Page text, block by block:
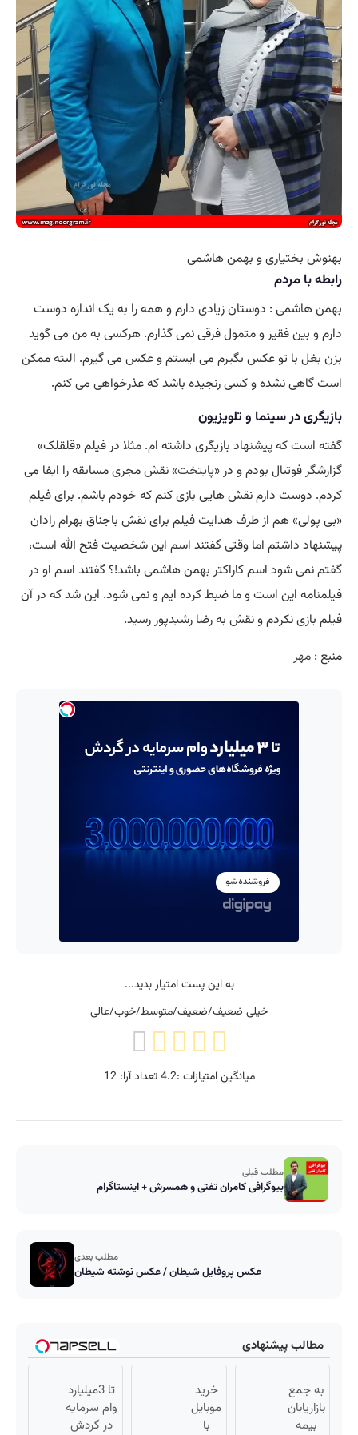
بهنوش بختیاری و بهمن هاشمی
رابطه با مردم
بهمن هاشمی : دوستان زیادی دارم و همه را به یک اندازه دوست
دارم و بین فقیر و متمول فرقی نمی گذارم. هرکسی به من می گوید
بزن بغل با تو عکس بگیرم می ایستم و عکس می گیرم. البته ممکن
است گاهی نشده و کسی رنجیده باشد که عذرخواهی می کنم.
بازیگری در سینما و تلویزیون
گفته است که پیشنهاد بازیگری داشته ام. مثلا در فیلم «قلقلک»
گزارشگر فوتبال بودم و در «پایتخت» نقش مجری مسابقه را ایفا می
کردم. دوست دارم نقش هایی بازی کنم که خودم باشم. برای فیلم
«بی پولی» هم از طرف هدایت فیلم برای نقش باجناق بهرام رادان
پیشنهاد داشتم اما وقتی گفتند اسم این شخصیت فتح الله است،
گفتم نمی شود اسم کاراکتر بهمن هاشمی باشد!؟ گفتند اسم او در
فیلمنامه این است و ما ضبط کرده ایم و نمی شود. این شد که در آن
فیلم بازی نکردم و نقش به رضا رشیدپور رسید.
منبع : مهر
به این پست امتیاز بدید...
خیلی ضعیف/ضعیف/متوسط/خوب/عالی
میانگین امتیازات :4.2تعداد آرا:12
مطلب قبلی
بیوگرافی کامران تفتی و همسرش + اینستاگرام
مطلب بعدی
عکس پروفایل شیطان / عکس نوشته شیطان
مطالب پیشنهادی
به جمع
بازاریابان
بیمه
خرید
موبایل
با
تا 3میلیارد
وام سرمایه
در گردش